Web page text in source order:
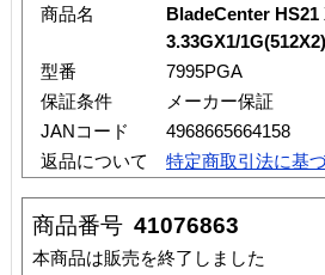
商品名
BladeCenter HS21
3.33GX1/
型番
7995PGA
保証条件
メーカー保証
JANコード
4968665664158
返品について
特定商取引法に基
商品番号 41076863
本商品は販売を終了しました